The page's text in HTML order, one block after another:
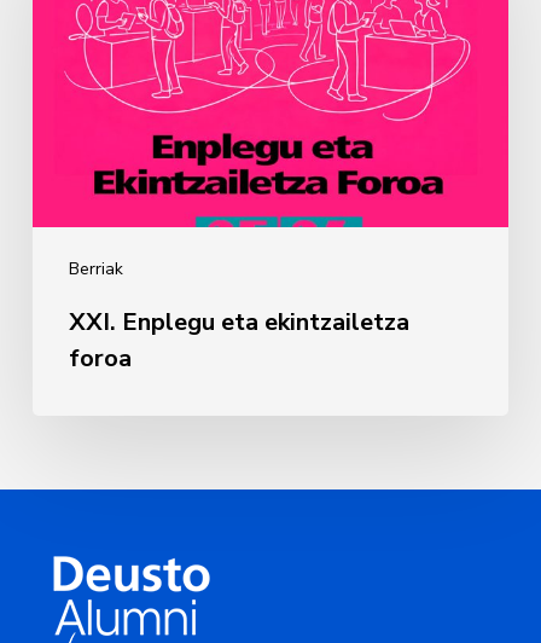
Berriak
ekintzailetza
XXI. Enplegu eta ekintzailetza
foroa